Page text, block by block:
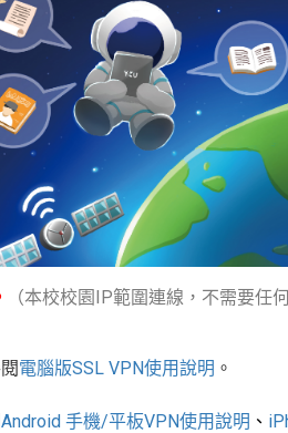
（本校校園IP範圍連線，不需要任
電腦版SSL VPN使用說明 。
Android 手機/平板VPN使用說明 、